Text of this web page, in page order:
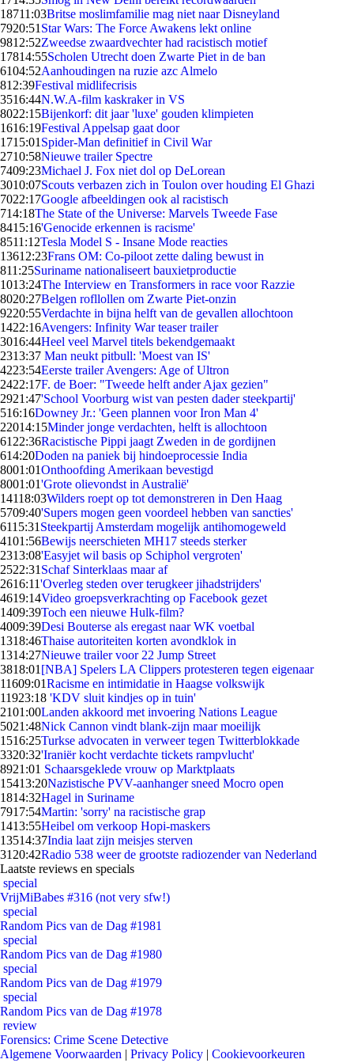
18711:03Britse moslimfamilie mag niet naar Disneyland
7920:51 Star Wars: The Force Awakens lekt online
9812:52Zweedse zwaardvechter had racistisch motief
17814:55Scholen Utrecht doen Zwarte Piet in de ban
6104:52Aanhoudingen na ruzie azc Almelo
812:39Festival midlifecrisis
3516:44N.W.A-film kaskraker in VS
8022:15Bijenkorf: dit jaar 'luxe' gouden klimpieten
1616:19Festival Appelsap gaat door
1715:01 Spider-Man definitief in Civil War
2710:58Nieuwe trailer Spectre
7409:23Michael J. Fox niet dol op DeLorean
3010:07Scouts verbazen zich in Toulon over houding El Ghazi
7022:17Google afbeeldingen ook al racistisch
714:18The State of the Universe: Marvels Tweede Fase
8415:16'Genocide erkennen is racisme'
8511:12Tesla Model S - Insane Mode reacties
13612:23Frans OM: Co-piloot zette daling bewust in
811:25Suriname nationaliseert bauxietproductie
1013:24The Interview en Transformers in race voor Razzie
8020:27Belgen rofllollen om Zwarte Piet-onzin
9220:55Verdachte in bijna helft van de gevallen allochtoon
1422:16Avengers: Infinity War teaser trailer
3016:44Heel veel Marvel titels bekendgemaakt
2313:37 Man neukt pitbull: 'Moest van IS'
4223:54Eerste trailer Avengers: Age of Ultron
2422:17F. de Boer: "Tweede helft ander Ajax gezien"
2921:47'School Voorburg wist van pesten dader steekpartij'
516:16Downey Jr.: 'Geen plannen voor Iron Man 4'
22014:15Minder jonge verdachten, helft is allochtoon
61 22:36Racistische Pippi jaagt Zweden in de gordijnen
614:20Doden na paniek bij hindoeprocessie India
8001:01Onthoofding Amerikaan bevestigd
8001:01'Grote olievondst in Australië'
14118:03Wilders roept op tot demonstreren in Den Haag
5709:40'Supers mogen geen voordeel hebben van sancties'
6115:31 Steekpartij Amsterdam mogelijk antihomogeweld
4101:56Bewijs neerschieten MH17 steeds sterker
2313:08'Easyjet wil basis op Schiphol vergroten'
2522:31 Schaf Sinterklaas maar af
2616:11'Overleg steden over terugkeer jihadstrijders'
4619:14Video groepsverkrachting op Facebook gezet
1409:39Toch een nieuwe Hulk-film?
4009:39Desi Bouterse als eregast naar WK voetbal
1318:46Thaise autoriteiten korten avondklok in
1314:27Nieuwe trailer voor 22 Jump Street
3818:01 [NBA] Spelers LA Clippers protesteren tegen eigenaar
11609:01Racisme en intimidatie in Haagse volkswijk
11923:18 'KDV sluit kindjes op in tuin'
2101:00Landen akkoord met invoering Nations League
5021:48Nick Cannon vindt blank-zijn maar moeilijk
1516:25Turkse advocaten in verweer tegen Twitterblokkade
3320:32'Iraniër kocht verdachte tickets rampvlucht'
8921:01 Schaarsgeklede vrouw op Marktplaats
15413:20Nazistische PVV-aanhanger sneed Mocro open
1814:32Hagel in Suriname
7917:54Martin: 'sorry' na racistische grap
1413:55Heibel om verkoop Hopi-maskers
13514:37India laat zijn meisjes sterven
31 20:42Radio 538 weer de grootste radiozender van Nederland
Laatste reviews en specials
special
VrijMiBabes #316 (not very sfw!)
special
Random Pics van de Dag #1981
special
Random Pics van de Dag #1980
special
Random Pics van de Dag #1979
special
Random Pics van de Dag #1978
review
Forensics: Crime Scene Detective
Algemene Voorwaarden | Privacy Policy | Cookievoorkeuren